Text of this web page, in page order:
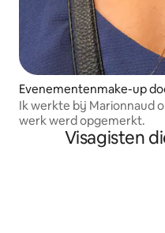
Evenementenmake-up
Ik werkte bij Marionnaud
werk werd opgemerkt.
Visagisten